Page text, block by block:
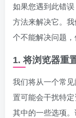
如果您遇到此错
方法来解决它。
个不能解决问题，
1. 将浏览器重
我们将从一个常
置可能会干扰特
其中的一些选项